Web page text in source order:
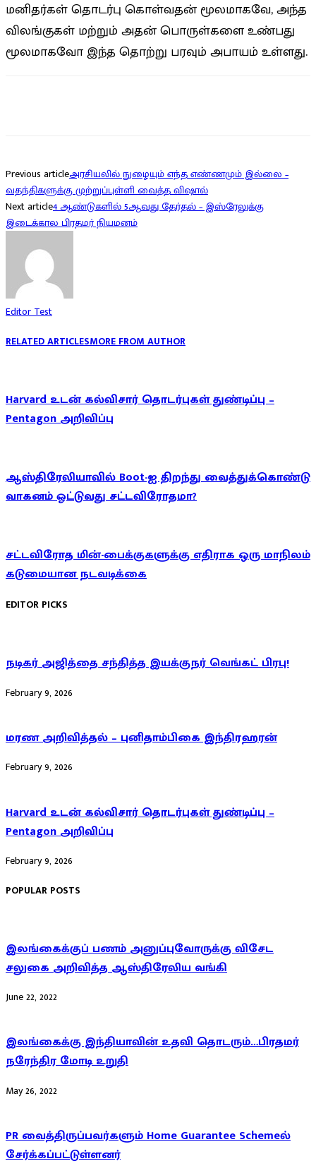
மனிதர்கள் தொடர்பு கொள்வதன் மூலமாகவே, அந்த
விலங்குகள் மற்றும் அதன் பொருள்களை உண்பது
மூலமாகவோ இந்த தொற்று பரவும் அபாயம் உள்ளது.
Previous articleஅரசியலில் நுழையும் எந்த எண்ணமும் இல்லை –
வதந்திகளுக்கு முற்றுப்புள்ளி வைத்த விஷால்
Next article4 ஆண்டுகளில் 5ஆவது தேர்தல் – இஸ்ரேலுக்கு
இடைக்கால பிரதமர் நியமனம்
Editor Test
RELATED ARTICLESMORE FROM AUTHOR
Harvard உடன் கல்விசார் தொடர்புகள் துண்டிப்பு –
Pentagon அறிவிப்பு
ஆஸ்திரேலியாவில் Boot-ஐ திறந்து வைத்துக்கொண்டு
வாகனம் ஓட்டுவது சட்டவிரோதமா?
சட்டவிரோத மின்-பைக்குகளுக்கு எதிராக ஒரு மாநிலம்
கடுமையான நடவடிக்கை
EDITOR PICKS
நடிகர் அஜித்தை சந்தித்த இயக்குநர் வெங்கட் பிரபு!
February 9, 2026
மரண அறிவித்தல் – புனிதாம்பிகை இந்திரஹரன்
February 9, 2026
Harvard உடன் கல்விசார் தொடர்புகள் துண்டிப்பு –
Pentagon அறிவிப்பு
February 9, 2026
POPULAR POSTS
இலங்கைக்குப் பணம் அனுப்புவோருக்கு விசேட
சலுகை அறிவித்த ஆஸ்திரேலிய வங்கி
June 22, 2022
இலங்கைக்கு இந்தியாவின் உதவி தொடரும்…பிரதமர்
நரேந்திர மோடி உறுதி
May 26, 2022
PR வைத்திருப்பவர்களும் Home Guarantee Schemeல்
சேர்க்கப்பட்டுள்ளனர்